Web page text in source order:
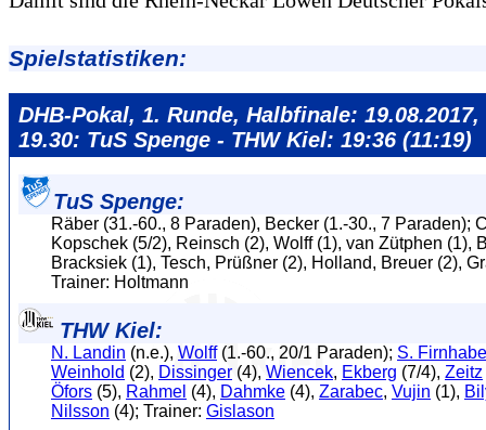
Spielstatistiken:
DHB-Pokal, 1. Runde, Halbfinale: 19.08.2017,
19.30: TuS Spenge - THW Kiel: 19:36 (11:19)
TuS Spenge:
Räber (31.-60., 8 Paraden), Becker (1.-30., 7 Paraden);
Kopschek (5/2), Reinsch (2), Wolff (1), van Zütphen (1),
Bracksiek (1), Tesch, Prüßner (2), Holland, Breuer (2),
Trainer: Holtmann
THW Kiel:
N. Landin (n.e.), Wolff(1.-60., 20/1 Paraden); S.
Weinhold (2), Dissinger (4), Wiencek, Ekberg (7/4), Zeitz
Öfors (5), Rahmel (4), Dahmke (4), Zarabec, Vujin (1),
Nilsson (4); Trainer: Gislason